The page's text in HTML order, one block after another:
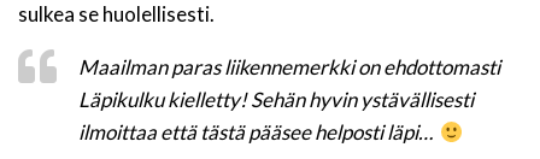
sulkea se huolellisesti.
Maailman paras liikennemerkki on ehdottomasti
Läpikulku kielletty! Sehän hyvin ystävällisesti
ilmoittaa että tästä pääsee helposti läpi…